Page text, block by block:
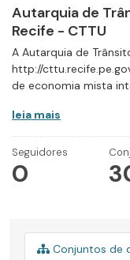
Autarquia de
Recife - CTTU
A Autarquia de
http://
de economia mista
leia mais
Seguidores
0
Conjuntos de